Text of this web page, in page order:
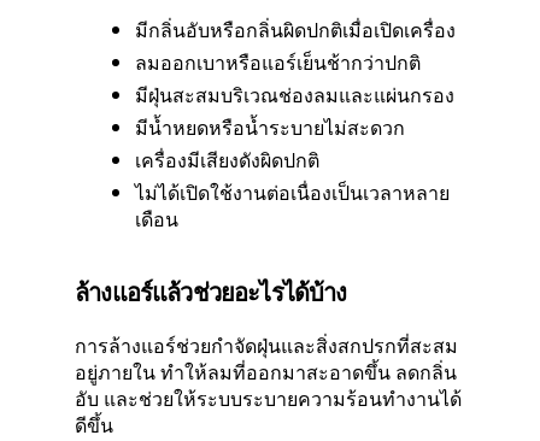
มีกลิ่นอับหรือกลิ่นผิดปกติเมื่อเปิดเครื่อง
ลมออกเบาหรือแอร์เย็นช้ากว่าปกติ
มีฝุ่นสะสมบริเวณช่องลมและแผ่นกรอง
มีน้ำหยดหรือน้ำระบายไม่สะดวก
เครื่องมีเสียงดังผิดปกติ
ไม่ได้เปิดใช้งานต่อเนื่องเป็นเวลาหลาย
เดือน
ล้างแอร์แล้วช่วยอะไรได้บ้าง
การล้างแอร์ช่วยกำจัดฝุ่นและสิ่งสกปรกที่สะสม
อยู่ภายใน ทำให้ลมที่ออกมาสะอาดขึ้น ลดกลิ่น
อับ และช่วยให้ระบบระบายความร้อนทำงานได้
ดีขึ้น